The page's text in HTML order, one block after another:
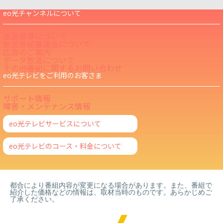
eo光チャンネルについて
データ放送について
その他番組に関するお問い合わせ
eo光テレビをご利用のお客さま
サポート情報
障害・メンテナンス情報
eo光テレビサービスについて
eo光テレビのコース・料金について
都合により番組内容が変更になる場合があります。また、番組で
紹介した価格などの情報は、取材当時のものです。あらかじめご
了承ください。